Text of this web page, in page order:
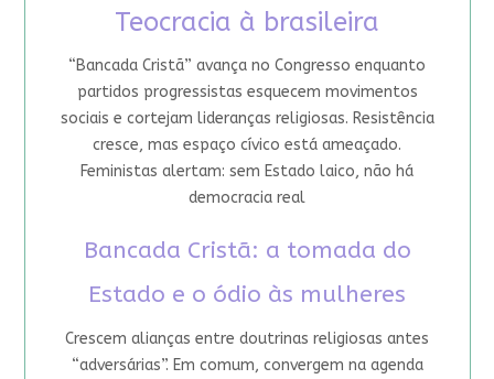
Teocracia à brasileira
“Bancada Cristã” avança no Congresso enquanto
partidos progressistas esquecem movimentos
sociais e cortejam lideranças religiosas. Resistência
cresce, mas espaço cívico está ameaçado.
Feministas alertam: sem Estado laico, não há
democracia real
Bancada Cristã: a tomada do
Estado e o ódio às mulheres
Crescem alianças entre doutrinas religiosas antes
“adversárias”. Em comum, convergem na agenda